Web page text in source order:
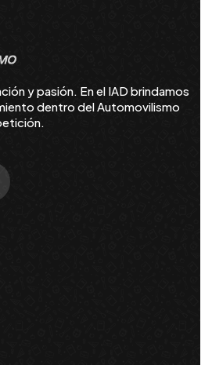
y pasión. En el IAD brindamos
dentro del Automovilismo